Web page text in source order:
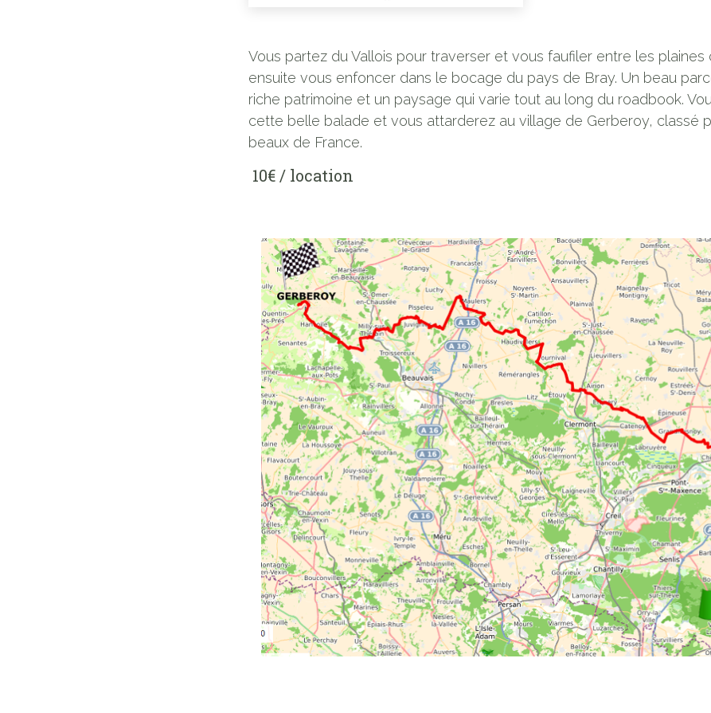
Vous partez du Vallois pour traverser et vous faufiler entre les plaines
ensuite vous enfoncer dans le bocage du pays de Bray. Un beau
riche patrimoine et un paysage qui varie tout au long du roadbook.
cette belle balade et vous attarderez au village de Gerberoy, classé
beaux de France.
10€ / location